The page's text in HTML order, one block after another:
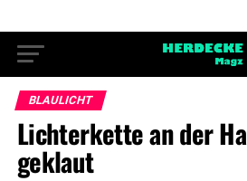
BLAULICHT
Lichterkette an der
geklaut